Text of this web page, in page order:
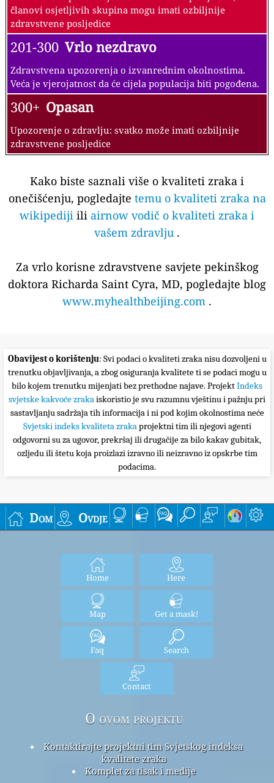
članovi osjetljivih skupina mogu imati ozbiljnije
zdravstvene posljedice
201-300 Vrlo nezdravo
Zdravstvena upozorenja o izvanrednim okolnostima.
Veća je vjerojatnost da će cijela populacija biti pogođena.
300+ Opasan
Upozorenje o zdravlju: svatko može imati ozbiljnije
zdravstvene posljedice
Kako biste saznali više o kvaliteti zraka i
onečišćenju, pogledajte temu o kvaliteti zraka na
wikipediji ili airnow vodič o kvaliteti zraka i
vašem zdravlju .
Za vrlo korisne zdravstvene savjete pekinškog
doktora Richarda Saint Cyra, MD, pogledajte blog
www.myhealthbeijing.com .
Obavijest o korištenju: Svi podaci o kvaliteti zraka nisu dozvoljeni u
trenutku objavljivanja, a zbog osiguranja kvalitete ti se podaci mogu u
bilo kojem trenutku mijenjati bez prethodne najave. ProjektIndeks
svjetske kakvoće zrakaiskoristio je svu razumnu vještinu i pažnju pri
sastavljanju sadržaja tih informacija i ni pod kojim okolnostima neće
Svjetski indeks kvaliteta zrakaprojektni tim ili njegovi agenti
odgovorni su za ugovor, prekršaj ili drugačije za bilo kakav gubitak,
ozljedu ili štetu koja proizlazi izravno ili neizravno iz opskrbe tim
podacima.
Dom Ovdje
Home Here
Map Get a mask!
Faq Search
Contact
O ovom projektu
Kontaktirajte projektni tim Svjetskog indeksa
kvalitete zraka
Komplet za tisak i medije